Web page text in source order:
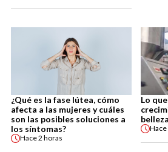
¿Qué es la fase lútea, cómo
afecta a las mujeres y cuáles
son las posibles soluciones a
los síntomas?
Hace2 horas
Lo
Hace